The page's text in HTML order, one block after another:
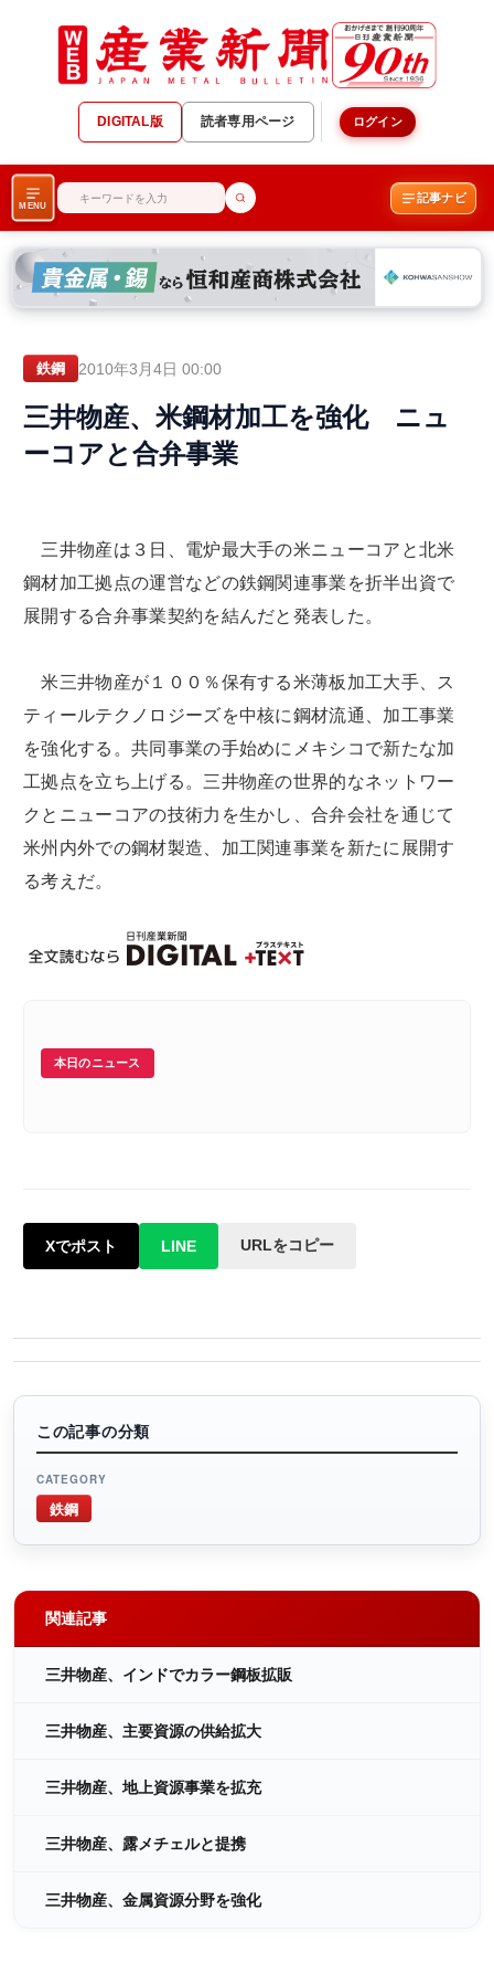
DIGITAL版 読者専用ページ ログイン
MENU
記事ナビ
鉄鋼 2010年3月4日 00:00
三井物産、米鋼材加工を強化 ニュ
ーコアと合弁事業
三井物産は３日、電炉最大手の米ニューコアと北米
鋼材加工拠点の運営などの鉄鋼関連事業を折半出資で
展開する合弁事業契約を結んだと発表した。
米三井物産が１００％保有する米薄板加工大手、ス
ティールテクノロジーズを中核に鋼材流通、加工事業
を強化する。共同事業の手始めにメキシコで新たな加
工拠点を立ち上げる。三井物産の世界的なネットワー
クとニューコアの技術力を生かし、合弁会社を通じて
米州内外での鋼材製造、加工関連事業を新たに展開す
る考えだ。
本日のニュース
Xでポスト LINE URLをコピー
この記事の分類
CATEGORY
鉄鋼
関連記事
三井物産、インドでカラー鋼板拡販
三井物産、主要資源の供給拡大
三井物産、地上資源事業を拡充
三井物産、露メチェルと提携
三井物産、金属資源分野を強化